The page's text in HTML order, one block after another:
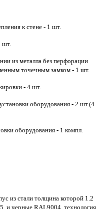
к стене - 1 шт.
шт.
из металла без перфорации
точечным замком - 1 шт.
- 4 шт.
оборудования - 2 шт.(4
оборудования - 1 компл.
из стали толщина которой 1.2
и черные RAL9004, технология